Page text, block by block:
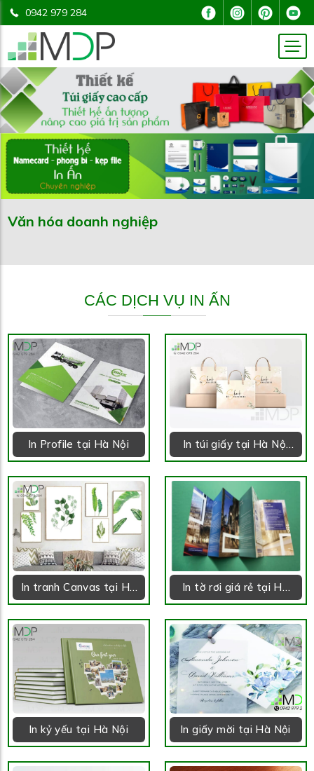
0942 979 284
Văn hóa doanh nghiệp
CÁC DỊCH VỤ IN ẤN
In Profile tại Hà Nội
In túi giấy tại Hà Nội
theo yêu cầu
In tranh Canvas tại Hà
Nội
In tờ rơi giá rẻ tại Hà
Nội
In kỷ yếu tại Hà Nội In giấy mời tại Hà Nội